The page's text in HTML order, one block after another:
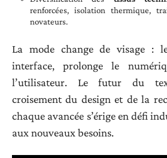
renforcées, isolation thermique,
novateurs.
La mode change de visage :
interface, prolonge le
l’utilisateur. Le futur du
croisement du design et de la
chaque avancée s’érige en défi
aux nouveaux besoins.